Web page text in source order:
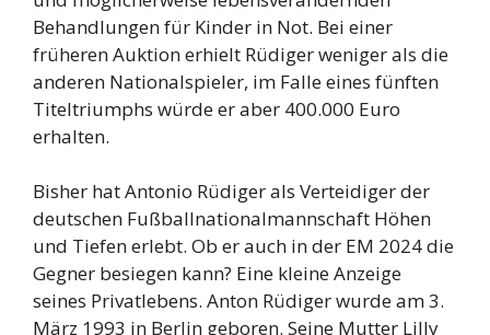
Behandlungen für Kinder in Not. Bei einer
früheren Auktion erhielt Rüdiger weniger als die
anderen Nationalspieler, im Falle eines fünften
Titeltriumphs würde er aber 400.000 Euro
erhalten.
Bisher hat Antonio Rüdiger als Verteidiger der
deutschen Fußballnationalmannschaft Höhen
und Tiefen erlebt. Ob er auch in der EM 2024 die
Gegner besiegen kann? Eine kleine Anzeige
seines Privatlebens. Anton Rüdiger wurde am 3.
März 1993 in Berlin geboren. Seine Mutter Lilly